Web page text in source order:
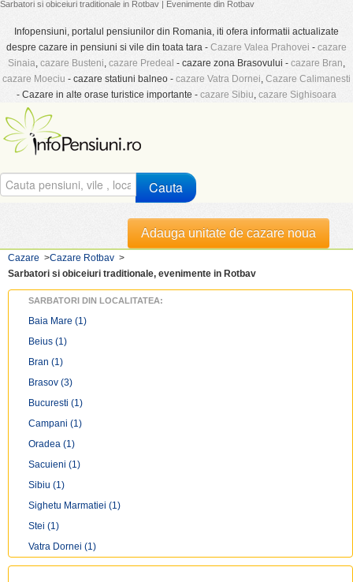
Sarbatori si obiceiuri traditionale in Rotbav | Evenimente din Rotbav
Infopensiuni, portalul pensiunilor din Romania, iti ofera informatii actualizate
despre cazare in pensiuni si vile din toata tara - Cazare Valea Prahovei - cazare
Sinaia, cazare Busteni, cazare Predeal - cazare zona Brasovului - cazare Bran,
cazare Moeciu - cazare statiuni balneo - cazare Vatra Dornei, Cazare Calimanesti
- Cazare in alte orase turistice importante - cazare Sibiu, cazare Sighisoara
Cauta
Adauga unitate de cazare noua
Cazare >Cazare Rotbav >
Sarbatori si obiceiuri traditionale, evenimente in Rotbav
SARBATORI DIN LOCALITATEA:
Baia Mare (1)
Beius (1)
Bran (1)
Brasov (3)
Bucuresti (1)
Campani (1)
Oradea (1)
Sacuieni (1)
Sibiu (1)
Sighetu Marmatiei (1)
Stei (1)
Vatra Dornei (1)